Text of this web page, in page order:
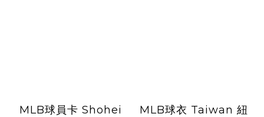
MLB球員卡 Shohei
MLB球衣 Taiwan 紐